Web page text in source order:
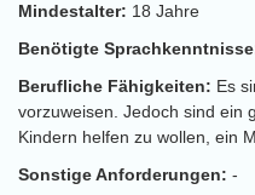
Mindestalter: 18 Jahre
Benötigte
Berufliche Fähigkeiten: Es
vorzuweisen. Jedoch sind ein
Kindern helfen zu wollen, ein
Sonstige Anforderungen: -